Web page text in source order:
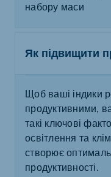
набору маси
Як підвищити
Щоб ваші індики
продуктивними,
такі ключові
освітлення та
створює
продуктивності.